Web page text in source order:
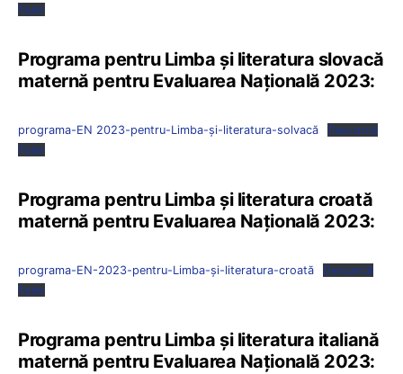
fișier
Programa pentru Limba şi literatura slovacă
maternă pentru Evaluarea Națională 2023:
programa-EN 2023-pentru-Limba-și-literatura-solvacă
Descarcă
fișier
Programa pentru Limba şi literatura croată
maternă pentru Evaluarea Națională 2023:
programa-EN-2023-pentru-Limba-și-literatura-croată
Descarcă
fișier
Programa pentru Limba şi literatura italiană
maternă pentru Evaluarea Națională 2023: